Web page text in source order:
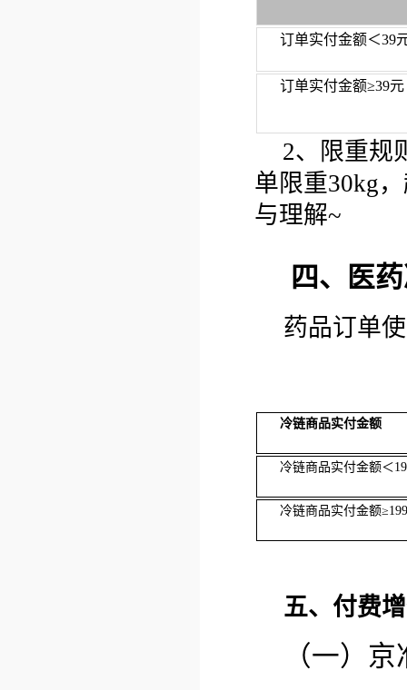
订单实付金额＜39
订单实付金额≥39元
2、限重规
单限重30kg
与理解~
四、医药
药品订单
冷链商品实付金额
冷链商品实付金额＜
冷链商品实付金额
五、付费
（一）